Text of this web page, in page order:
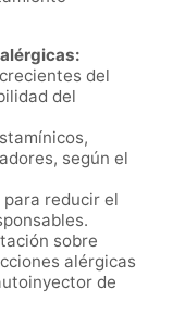
del
del
según el
para reducir el
sobre
alérgicas
de